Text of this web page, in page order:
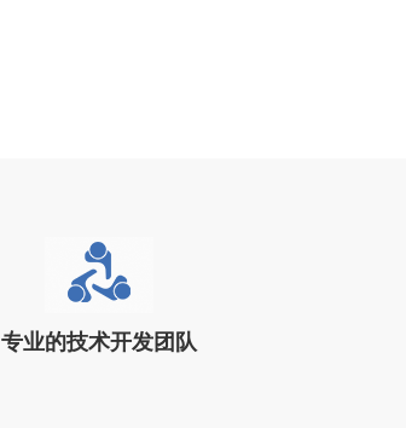
专业的技术开发团队